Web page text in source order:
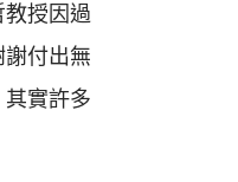
授因過
付出無
實許多